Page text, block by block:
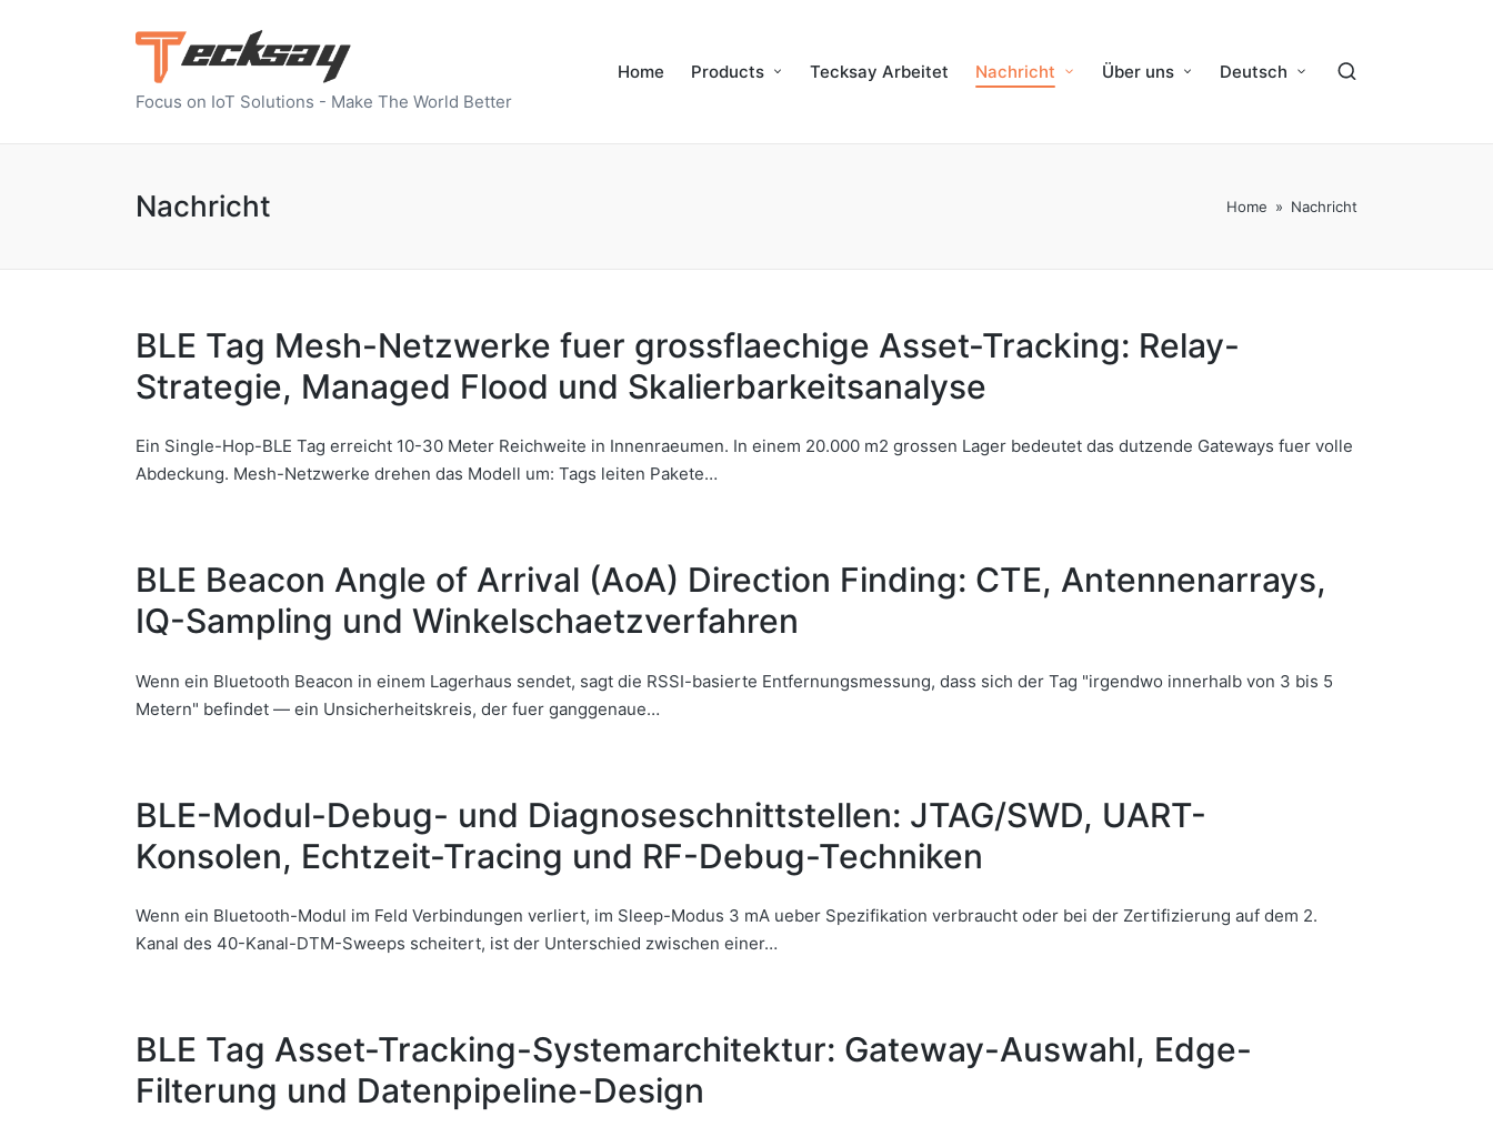
Focus on IoT Solutions - Make The World Better
Home Products Tecksay Arbeitet Nachricht Über uns Deutsch
Nachricht Home » Nachricht
BLE Tag Mesh-Netzwerke fuer grossflaechige Asset-Tracking: Relay-
Strategie, Managed Flood und Skalierbarkeitsanalyse
Ein Single-Hop-BLE Tag erreicht 10-30 Meter Reichweite in Innenraeumen. In einem 20.000 m2 grossen Lager bedeutet das dutzende Gateways fuer volle
Abdeckung. Mesh-Netzwerke drehen das Modell um: Tags leiten Pakete…
BLE Beacon Angle of Arrival (AoA) Direction Finding: CTE, Antennenarrays,
IQ-Sampling und Winkelschaetzverfahren
Wenn ein Bluetooth Beacon in einem Lagerhaus sendet, sagt die RSSI-basierte Entfernungsmessung, dass sich der Tag "irgendwo innerhalb von 3 bis 5
Metern" befindet — ein Unsicherheitskreis, der fuer ganggenaue…
BLE-Modul-Debug- und Diagnoseschnittstellen: JTAG/SWD, UART-
Konsolen, Echtzeit-Tracing und RF-Debug-Techniken
Wenn ein Bluetooth-Modul im Feld Verbindungen verliert, im Sleep-Modus 3 mA ueber Spezifikation verbraucht oder bei der Zertifizierung auf dem 2.
Kanal des 40-Kanal-DTM-Sweeps scheitert, ist der Unterschied zwischen einer…
BLE Tag Asset-Tracking-Systemarchitektur: Gateway-Auswahl, Edge-
Filterung und Datenpipeline-Design